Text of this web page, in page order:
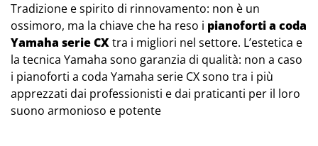
Tradizione e spirito di rinnovamento: non è un
ossimoro, ma la chiave che ha reso i pianoforti a coda
Yamaha serie CXtra i migliori nel settore. L’estetica e
la tecnica Yamaha sono garanzia di qualità: non a caso
i pianoforti a coda Yamaha serie CX sono tra i più
apprezzati dai professionisti e dai praticanti per il loro
suono armonioso e potente